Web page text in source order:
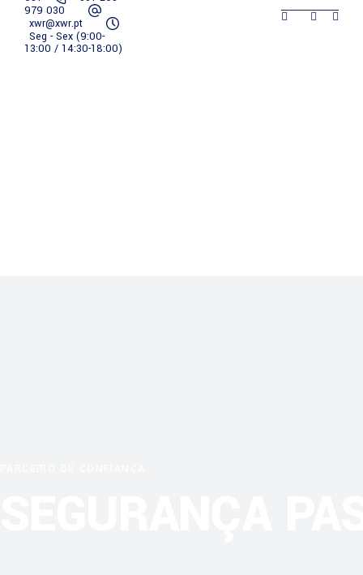
979 030
xwr@xwr.pt
Seg - Sex (9:00-
13:00 / 14:30-18:00)
XWR Empresa